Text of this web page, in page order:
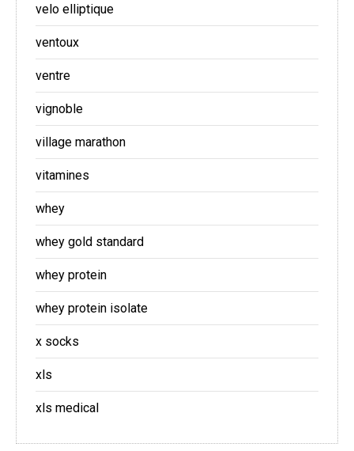
velo elliptique
ventoux
ventre
vignoble
village marathon
vitamines
whey
whey gold standard
whey protein
whey protein isolate
x socks
xls
xls medical